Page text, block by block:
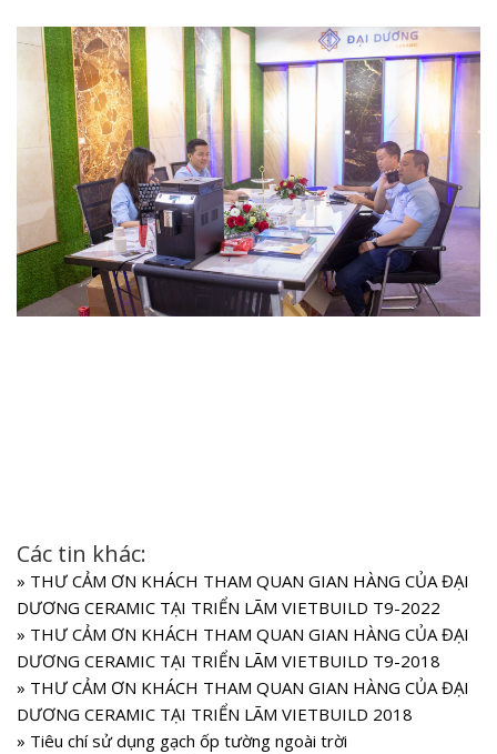
Các tin khác:
» THƯ CẢM ƠN KHÁCH THAM QUAN GIAN HÀNG CỦA ĐẠI
DƯƠNG CERAMIC TẠI TRIỂN LÃM VIETBUILD T9-2022
» THƯ CẢM ƠN KHÁCH THAM QUAN GIAN HÀNG CỦA ĐẠI
DƯƠNG CERAMIC TẠI TRIỂN LÃM VIETBUILD T9-2018
» THƯ CẢM ƠN KHÁCH THAM QUAN GIAN HÀNG CỦA ĐẠI
DƯƠNG CERAMIC TẠI TRIỂN LÃM VIETBUILD 2018
» Tiêu chí sử dụng gạch ốp tường ngoài trời